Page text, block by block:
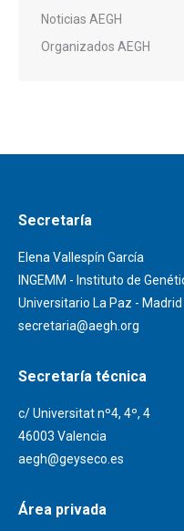
Noticias AEGH
Organizados AEGH
Secretaría
Elena Vallespín García
INGEMM - Instituto de
Universitario La Paz - Madrid
secretaria@aegh.org
Secretaría técnica
c/ Universitat nº4, 4º, 4
46003 Valencia
aegh@geyseco.es
Área privada